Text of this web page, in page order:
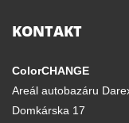
KONTAKT
ColorCHANGE
Areál autobazáru
Domkárska 17